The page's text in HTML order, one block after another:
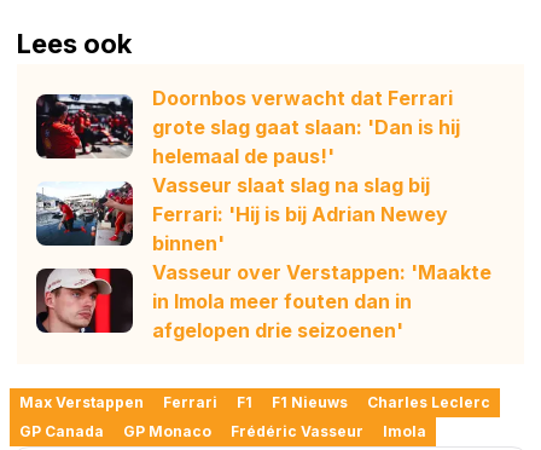
Lees ook
Doornbos verwacht dat Ferrari
grote slag gaat slaan: 'Dan is hij
helemaal de paus!'
Vasseur slaat slag na slag bij
Ferrari: 'Hij is bij Adrian Newey
binnen'
Vasseur over Verstappen: 'Maakte
in Imola meer fouten dan in
afgelopen drie seizoenen'
Max Verstappen Ferrari F1 F1 Nieuws
Charles Leclerc
GP Canada
GP Monaco Frédéric Vasseur Imola